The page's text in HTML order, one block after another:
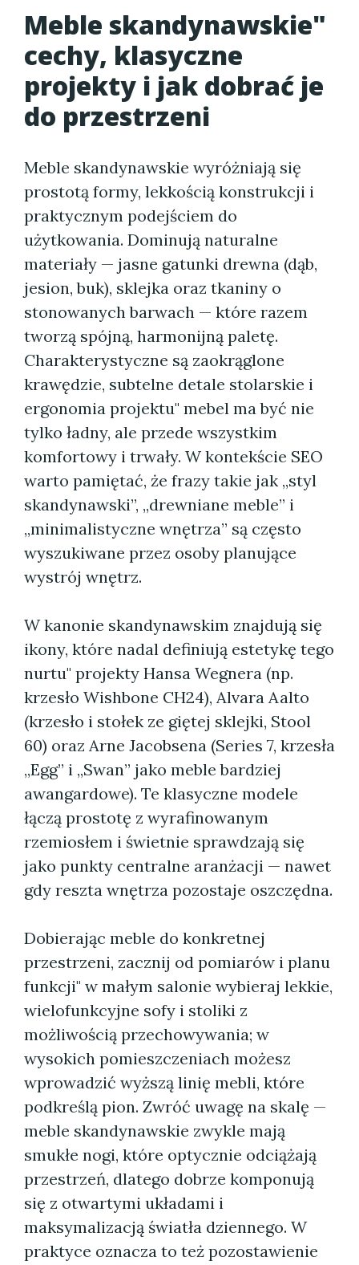
Meble skandynawskie"
cechy, klasyczne
projekty i jak dobrać je
do przestrzeni
Meble skandynawskie wyróżniają się
prostotą formy, lekkością konstrukcji i
praktycznym podejściem do
użytkowania. Dominują naturalne
materiały — jasne gatunki drewna (dąb,
jesion, buk), sklejka oraz tkaniny o
stonowanych barwach — które razem
tworzą spójną, harmonijną paletę.
Charakterystyczne są zaokrąglone
krawędzie, subtelne detale stolarskie i
ergonomia projektu" mebel ma być nie
tylko ładny, ale przede wszystkim
komfortowy i trwały. W kontekście SEO
warto pamiętać, że frazy takie jak „styl
skandynawski”, „drewniane meble” i
„minimalistyczne wnętrza” są często
wyszukiwane przez osoby planujące
wystrój wnętrz.
W kanonie skandynawskim znajdują się
ikony, które nadal definiują estetykę tego
nurtu" projekty Hansa Wegnera (np.
krzesło Wishbone CH24), Alvara Aalto
(krzesło i stołek ze giętej sklejki, Stool
60) oraz Arne Jacobsena (Series 7, krzesła
„Egg” i „Swan” jako meble bardziej
awangardowe). Te klasyczne modele
łączą prostotę z wyrafinowanym
rzemiosłem i świetnie sprawdzają się
jako punkty centralne aranżacji — nawet
gdy reszta wnętrza pozostaje oszczędna.
Dobierając meble do konkretnej
przestrzeni, zacznij od pomiarów i planu
funkcji" w małym salonie wybieraj lekkie,
wielofunkcyjne sofy i stoliki z
możliwością przechowywania; w
wysokich pomieszczeniach możesz
wprowadzić wyższą linię mebli, które
podkreślą pion. Zwróć uwagę na skalę —
meble skandynawskie zwykle mają
smukłe nogi, które optycznie odciążają
przestrzeń, dlatego dobrze komponują
się z otwartymi układami i
maksymalizacją światła dziennego. W
praktyce oznacza to też pozostawienie